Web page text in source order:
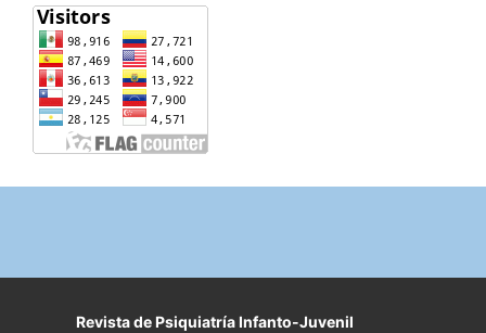
Revista de Psiquiatría Infanto-Juvenil